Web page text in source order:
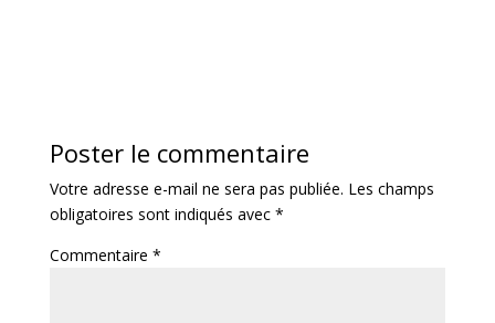
Poster le commentaire
Votre adresse e-mail ne sera pas publiée. Les champs
obligatoires sont indiqués avec *
Commentaire *